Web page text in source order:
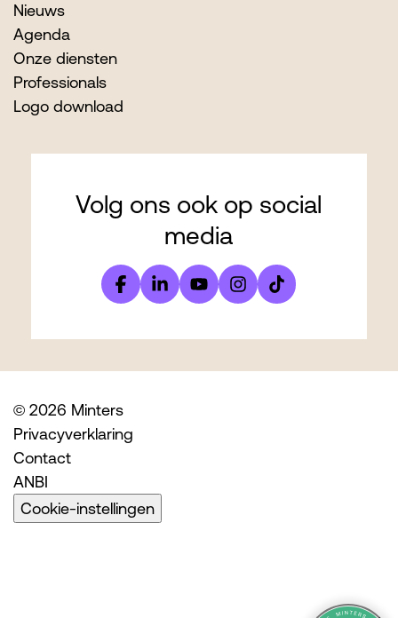
Nieuws
Agenda
Onze diensten
Professionals
Logo download
Volg ons ook op social
media
© 2026 Minters
Privacyverklaring
Contact
ANBI
Cookie-instellingen